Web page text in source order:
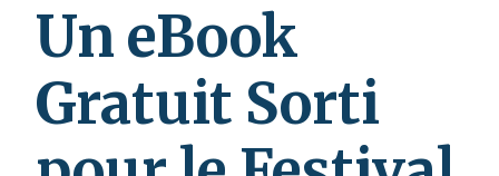
Un eBook
Gratuit Sorti